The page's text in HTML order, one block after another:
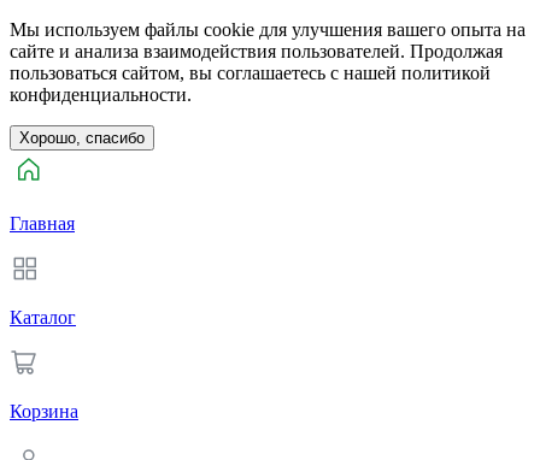
Мы используем файлы cookie для улучшения вашего опыта на
сайте и анализа взаимодействия пользователей. Продолжая
пользоваться сайтом, вы соглашаетесь с нашей политикой
конфиденциальности.
Хорошо, спасибо
Главная
Каталог
Корзина